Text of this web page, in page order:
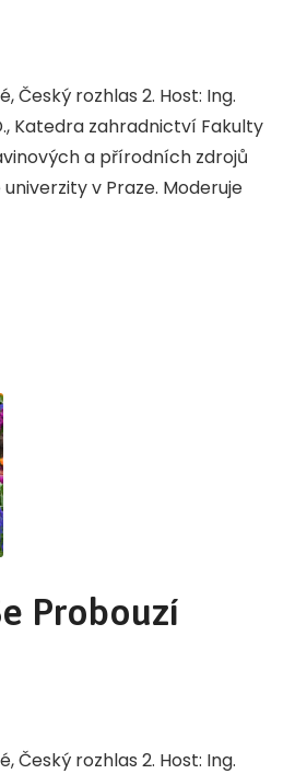
Český rozhlas 2. Host: Ing.
Katedra zahradnictví Fakulty
a přírodních zdrojů
v Praze. Moderuje
Probouzí
Český rozhlas 2. Host: Ing.